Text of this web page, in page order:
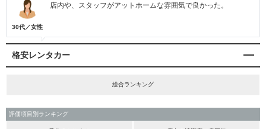
30代／女性
店内や、スタッフがアットホームな雰囲気で良かった。
格安レンタカー
総合ランキング
評価項目別ランキング